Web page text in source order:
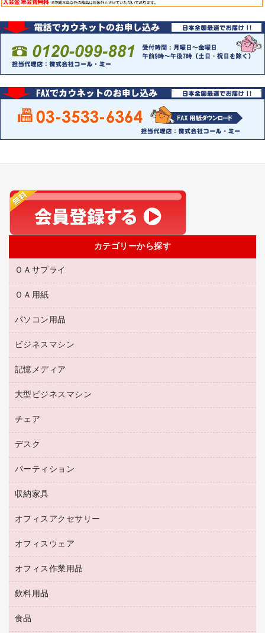
カテゴリーから探す
ＯＡサプライ
互換インクカートリッジ
リサイクルトナー（リターン方式）
リサイクルトナー（プール方式）
リサイクルインクカートリッジ
プリンタ用リボン
トナーカートリッジ
コピートナー
インクカートリッジ
ＯＡ用紙
名刺用紙
帳票用紙／フォーム用紙
ワープロ用紙
ラベル用紙
プロッター用紙
ハガキ用紙
その他コピー用紙・プリンタ用紙
コピー用紙
パソコン用品
パソコン周辺機器
各種ケーブル
マウスパッド
マウス
パソコンバッグ／収納用品
ネットワーク／ＬＡＮ機器
ネットワーク／ＬＡＮアクセサリー
セキュリティ用品
ＵＳＢハブ／ＵＳＢアクセサリー
ＯＡフィルター
ＯＡクリーナー／エアダスター
ＨＤＤ／ＳＳＤ
ビジネスマシン
電話機
レーザープリンタ／複合機
メモリーカード
プロジェクタ
ファクシミリ
デジタルカメラ
スキャナー
コピー機
記憶メディア
ブルーレイディスク
ＣＤ－ＲＷ
ＣＤ－Ｒ
メディア収納用品
大型ビジネスマシン
プリンタ
チェア
応接イス・ベンチ
オフィスチェア
デスク
ミーティングテーブル
デスク
カウンター
パーティション
ホワイトボード・黒板
収納家具
保管庫・書庫
ロッカー・下駄箱
その他収納
オフィスアクセサリー
オフィスアクセサリー
オフィスウェア
医療・介護・ワーキングウェア
ブラウス・シャツ
アウター
オフィス作業用品
養生用品
防災用品
防災用備蓄食品・飲料
飲料用品
緑茶飲料
食品